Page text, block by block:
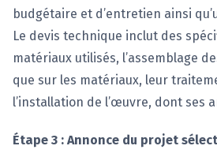
budgétaire et d’entretien ainsi
Le devis technique inclut des
matériaux utilisés, l’assemblage
que sur les matériaux, leur
l’installation de l’œuvre, dont ses
Étape 3 : Annonce du projet